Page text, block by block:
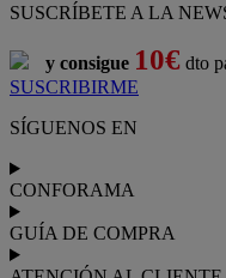
SUSCRÍBETE A LA
y consigue 10€ dto
SUSCRIBIRME
SÍGUENOS EN
CONFORAMA
GUÍA DE COMPRA